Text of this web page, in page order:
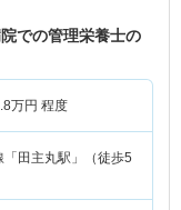
での管理栄養士の
万円 程度
「田主丸駅」（徒歩5